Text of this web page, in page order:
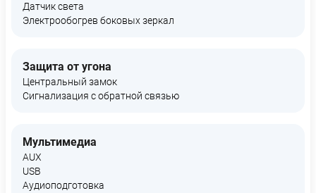
Датчик света
Электрообогрев боковых зеркал
Защита от угона
Центральный замок
Сигнализация с обратной связью
Мультимедиа
AUX
USB
Аудиоподготовка